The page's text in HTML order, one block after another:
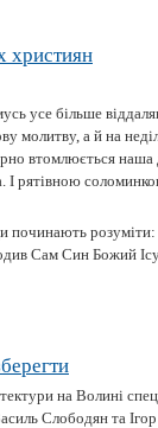
християн
усе більше
молитву, а й на
втомлюється наша
І рятівною
починають
Сам Син Божий
на Волині
Слободян та